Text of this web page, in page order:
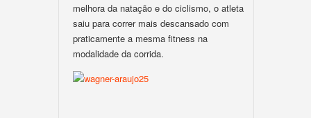
melhora da natação e do ciclismo, o atleta
saiu para correr mais descansado com
praticamente a mesma fitness na
modalidade da corrida.